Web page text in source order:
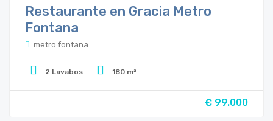
Restaurante en Gracia Metro
Fontana
metro fontana
2 Lavabos 180 m²
€ 99.000